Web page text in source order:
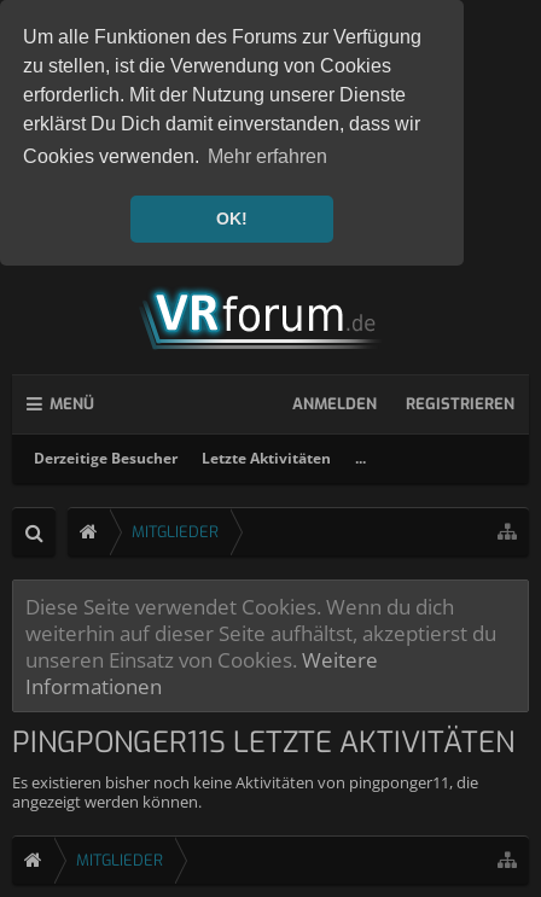
Um alle Funktionen des Forums zur Verfügung
zu stellen, ist die Verwendung von Cookies
erforderlich. Mit der Nutzung unserer Dienste
erklärst Du Dich damit einverstanden, dass wir
Cookies verwenden. Mehr erfahren
OK!
MENÜ
Derzeitige Besucher Letzte Aktivitäten ...
ANMELDEN REGISTRIEREN
MITGLIEDER
Diese Seite verwendet Cookies. Wenn du dich
weiterhin auf dieser Seite aufhältst, akzeptierst du
unseren Einsatz von Cookies. Weitere
Informationen
PINGPONGER11S LETZTE AKTIVITÄTEN
Es existieren bisher noch keine Aktivitäten von pingponger11, die
angezeigt werden können.
MITGLIEDER